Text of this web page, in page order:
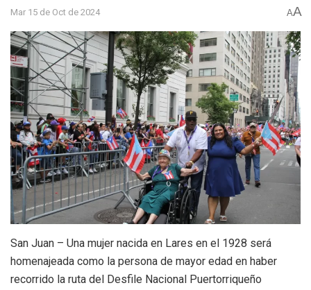
Mar 15 de Oct de 2024 AA
San Juan – Una mujer nacida en Lares en el 1928 será
homenajeada como la persona de mayor edad en haber
recorrido la ruta del Desfile Nacional Puertorriqueño